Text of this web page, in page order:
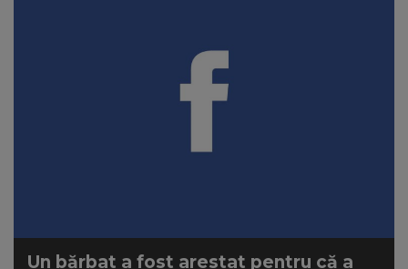
Un bărbat a fost arestat pentru că a